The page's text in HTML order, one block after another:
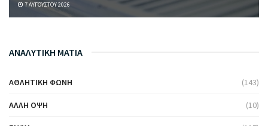
7 ΑΥΓΟΎΣΤΟΥ 2026
ΑΝΑΛΥΤΙΚΗ ΜΑΤΙΑ
ΑΘΛΗΤΙΚΉ ΦΩΝΉ (143)
ΆΛΛΗ ΌΨΗ (10)